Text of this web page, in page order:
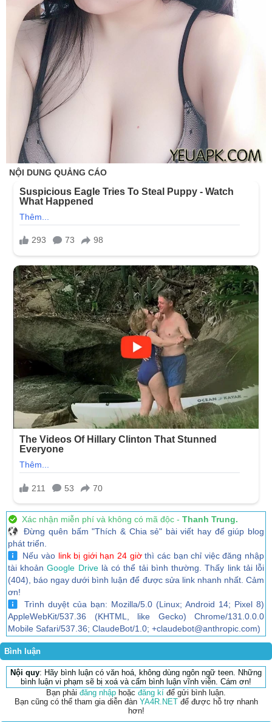
Xác nhận miễn phí và không có mã độc - Thanh Trung.
Đừng quên bấm "Thích & Chia sẻ" bài viết hay để giúp blog
phát triển.
Nếu vào link bị giới hạn 24 giờthì các bạn chỉ việc đăng nhập
tài khoảnGoogle Drivelà có thể tải bình thường. Thấy link tải lỗi
(404), báo ngay dưới bình luận để được sửa link nhanh nhất. Cảm
ơn!
Trình duyệt của bạn: Mozilla/5.0 (Linux; Android 14; Pixel 8)
AppleWebKit/537.36 (KHTML, like Gecko) Chrome/131.0.0.0
Mobile Safari/537.36; ClaudeBot/1.0; +claudebot@anthropic.com)
Bình luận
Nội quy: Hãy bình luận có văn hoá, không dùng ngôn ngữ teen. Những
bình luận vi phạm sẽ bị xoá và cấm bình luận vĩnh viễn. Cám ơn!
Bạn phải đăng nhập hoặc đăng kí để gửi bình luận.
Bạn cũng có thể tham gia diễn đàn YA4R.NETđể được hỗ trợ nhanh
hơn!